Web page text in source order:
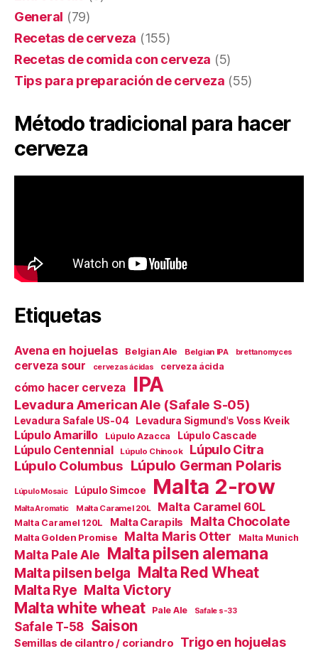
General (79)
Recetas de cerveza (155)
Recetas de comida con cerveza (5)
Tips para preparación de cerveza (55)
Método tradicional para hacer
cerveza
Etiquetas
Avena en hojuelas Belgian Ale Belgian IPA brettanomyces
cerveza sour cervezas ácidas cerveza ácida
cómo hacer cerveza IPA
Levadura American Ale (Safale S-05)
Levadura Safale US-04 Levadura Sigmund's Voss Kveik
Lúpulo Amarillo Lúpulo Azacca Lúpulo Cascade
Lúpulo Centennial Lúpulo Chinook Lúpulo Citra
Lúpulo Columbus Lúpulo German Polaris
Lúpulo Mosaic Lúpulo Simcoe Malta 2-row
Malta Aromatic Malta Caramel 20L Malta Caramel 60L
Malta Caramel 120L Malta Carapils Malta Chocolate
Malta Golden Promise Malta Maris Otter Malta Munich
Malta Pale Ale Malta pilsen alemana
Malta pilsen belga Malta Red Wheat
Malta Rye Malta Victory
Malta white wheat Pale Ale Safale s-33
Safale T-58 Saison
Semillas de cilantro / coriandro Trigo en hojuelas